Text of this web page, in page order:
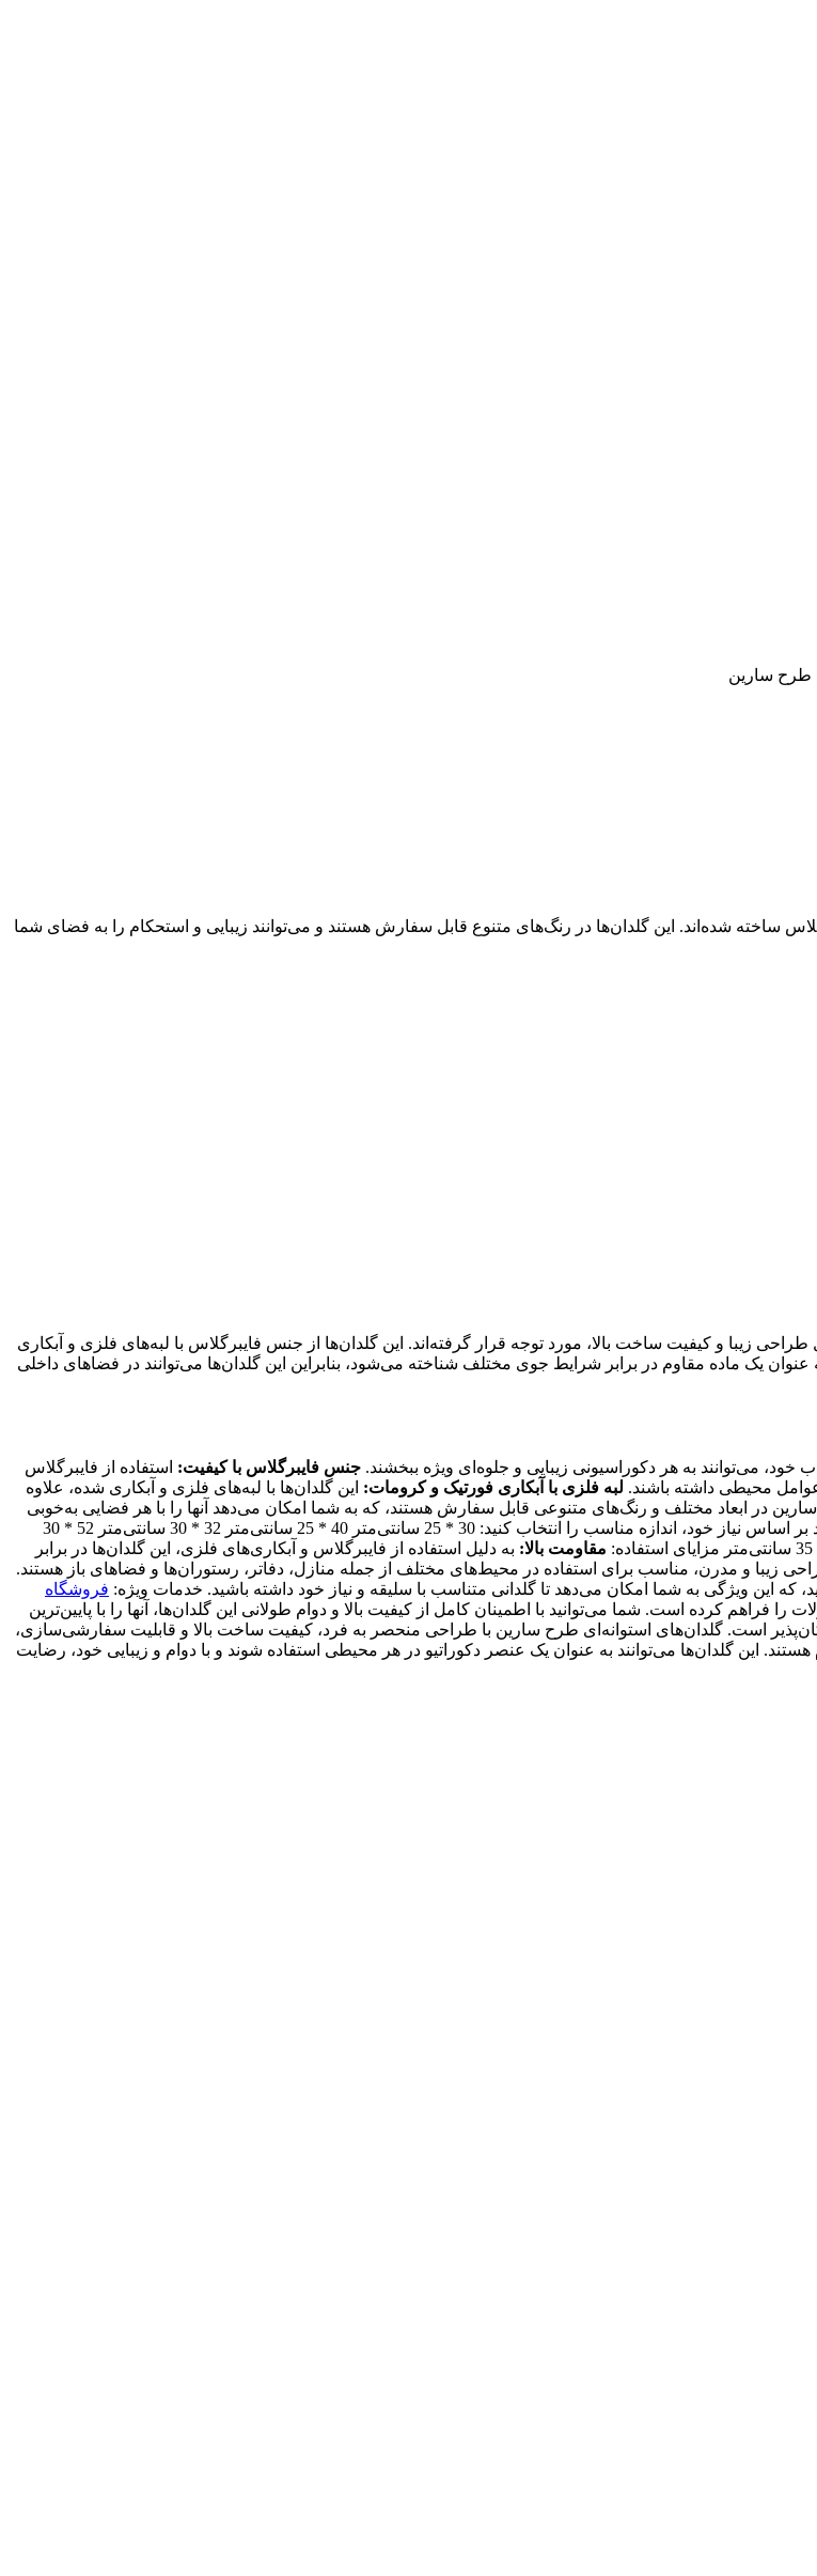
طرح سارین
ساخته شده‌اند. این گلدان‌ها در رنگ‌های متنوع قابل سفارش هستند و می‌توانند زیبایی و استحکام را به فضای شما
زیبا و کیفیت ساخت بالا، مورد توجه قرار گرفته‌اند. این گلدان‌ها از جنس فایبرگلاس با لبه‌های فلزی و آبکاری
یک ماده مقاوم در برابر شرایط جوی مختلف شناخته می‌شود، بنابراین این گلدان‌ها می‌توانند در فضاهای داخلی
می‌توانند به هر دکوراسیونی زیبایی و جلوه‌ای ویژه ببخشند. جنس فایبرگلاس با کیفیت: استفاده از فایبرگلاس
محیطی داشته باشند. لبه فلزی با آبکاری فورتیک و کرومات: این گلدان‌ها با لبه‌های فلزی و آبکاری شده، علاوه
در ابعاد مختلف و رنگ‌های متنوعی قابل سفارش هستند، که به شما امکان می‌دهد آنها را با هر فضایی به‌خوبی
این گلدان‌ها در ابعاد مختلف زیر عرضه می‌شوند تا بتوانید بر اساس نیاز خود، اندازه مناسب را انتخاب کنید: 30 * 25 سانتی‌متر 40 * 25 سانتی‌متر 32 * 30 سانتی‌متر 52 * 30
مقاومت بالا: به دلیل استفاده از فایبرگلاس و آبکاری‌های فلزی، این گلدان‌ها در برابر
زیبا و مدرن، مناسب برای استفاده در محیط‌های مختلف از جمله منازل، دفاتر، رستوران‌ها و فضاهای باز هستند.
که این ویژگی به شما امکان می‌دهد تا گلدانی متناسب با سلیقه و نیاز خود داشته باشید. خدمات ویژه: فروشگاه
فراهم کرده است. شما می‌توانید با اطمینان کامل از کیفیت بالا و دوام طولانی این گلدان‌ها، آنها را با پایین‌ترین
است. گلدان‌های استوانه‌ای طرح سارین با طراحی منحصر به فرد، کیفیت ساخت بالا و قابلیت سفارشی‌سازی،
این گلدان‌ها می‌توانند به عنوان یک عنصر دکوراتیو در هر محیطی استفاده شوند و با دوام و زیبایی خود، رضایت